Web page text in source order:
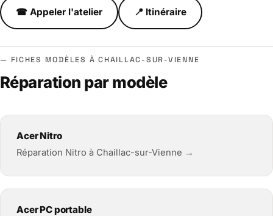
☎ Appeler l'atelier 📍 Itinéraire
FICHES MODÈLES À CHAILLAC-SUR-VIENNE
Réparation par modèle
Acer Nitro
Réparation Nitro à Chaillac-sur-Vienne →
Acer PC portable